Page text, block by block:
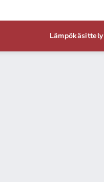
Lämpökäsittely